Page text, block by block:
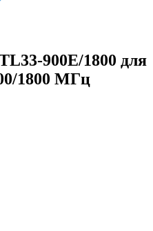
900E/1800 для
1800 МГц